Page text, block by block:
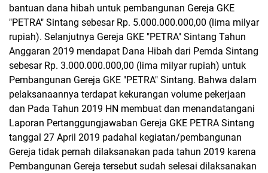
bantuan dana hibah untuk pembangunan Gereja GKE
"PETRA" Sintang sebesar Rp. 5.000.000.000,00 (lima milyar
rupiah). Selanjutnya Gereja GKE "PETRA" Sintang Tahun
Anggaran 2019 mendapat Dana Hibah dari Pemda Sintang
sebesar Rp. 3.000.000.000,00 (lima milyar rupiah) untuk
Pembangunan Gereja GKE "PETRA" Sintang. Bahwa dalam
pelaksanaannya terdapat kekurangan volume pekerjaan
dan Pada Tahun 2019 HN membuat dan menandatangani
Laporan Pertanggungjawaban Gereja GKE PETRA Sintang
tanggal 27 April 2019 padahal kegiatan/pembangunan
Gereja tidak pernah dilaksanakan pada tahun 2019 karena
Pembangunan Gereja tersebut sudah selesai dilaksanakan